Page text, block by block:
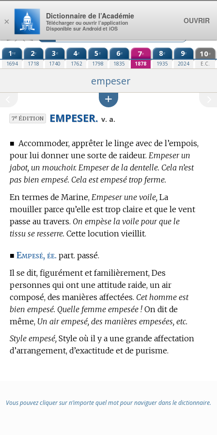
Aller au contenu
1re
1694
2e
1718
3e
1740
4e
1762
5e
1798
6e
1835
7e
1878
8e
1935
9e
2024
10e
E.C.
empeser
7eÉDITION EMPESER. v. a.
■ Accommoder, apprêter le linge avec de l’empois,
pour lui donner une sorte de raideur. Empeser un
jabot, un mouchoir. Empeser de la dentelle. Cela n’est
pas bien empesé. Cela est empesé trop ferme.
En termes de Marine, Empeser une voile, La
mouiller parce qu’elle est trop claire et que le vent
passe au travers. On empèse la voile pour que le
tissu se resserre. Cette locution vieillit.
■ Empesé, ée. part. passé.
Il se dit, figurément et familièrement, Des
personnes qui ont une attitude raide, un air
composé, des manières affectées. Cet homme est
bien empesé. Quelle femme empesée ! On dit de
même, Un air empesé, des manières empesées, etc.
Style empesé, Style où il y a une grande affectation
d’arrangement, d’exactitude et de purisme.
Vous pouvez cliquer sur n’importe quel mot pour naviguer dans le dictionnaire.
×
Dictionnaire de l’Académie
Télécharger ou ouvrir l’application
Disponible sur Android et iOS
OUVRIR